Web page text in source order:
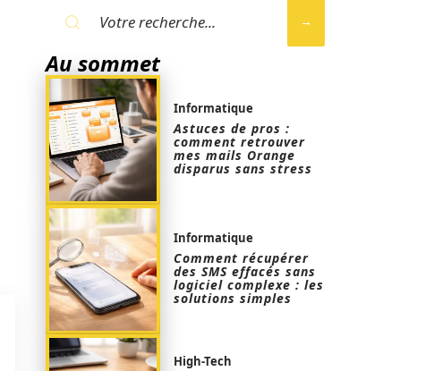
Au sommet
Informatique
Astuces de pros :
comment retrouver
mes mails Orange
disparus sans stress
Informatique
Comment récupérer
des SMS effacés sans
logiciel complexe : les
solutions simples
High-Tech